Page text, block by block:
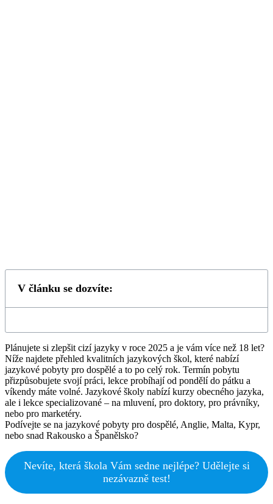
V článku se dozvíte:
Plánujete si zlepšit cizí jazyky v roce 2025 a je vám více než 18 let?
Níže najdete přehled kvalitních jazykových škol, které nabízí
jazykové pobyty pro dospělé a to po celý rok. Termín pobytu
přizpůsobujete svojí práci, lekce probíhají od pondělí do pátku a
víkendy máte volné. Jazykové školy nabízí kurzy obecného jazyka,
ale i lekce specializované – na mluvení, pro doktory, pro právníky,
nebo pro marketéry.
Podívejte se na jazykové pobyty pro dospělé, Anglie, Malta, Kypr,
nebo snad Rakousko a Španělsko?
Nevíte, která škola Vám sedne nejlépe? Udělejte si
nezávazně test!